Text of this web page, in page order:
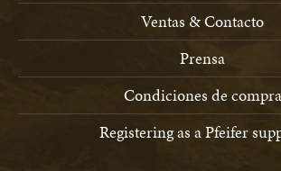
Ventas & Contacto
Prensa
Condiciones de compra
Registering as a Pfeifer